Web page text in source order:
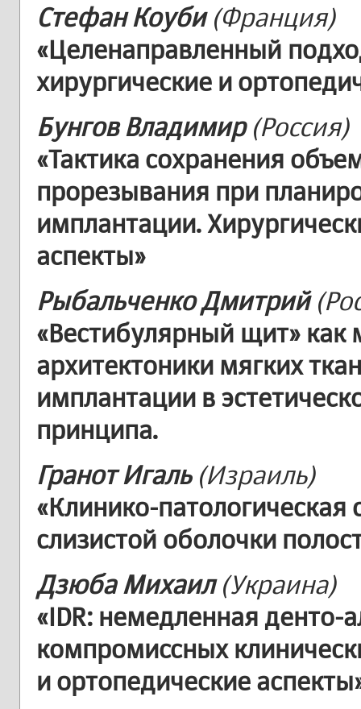
Стефан Коуби(Франция)
«Целенаправленный
хирургические и
Бунгов Владимир(Россия)
«Тактика сохранения
прорезывания при
имплантации.
аспекты»
Рыбальченко Дмитрий
«Вестибулярный щит» как
архитектоники мягких
имплантации в
принципа.
Гранот Игаль(Израиль)
«Клинико-патологическая
слизистой оболочки
Дзюба Михаил(Украина)
«IDR: немедленная денто-
компромиссных
и ортопедические